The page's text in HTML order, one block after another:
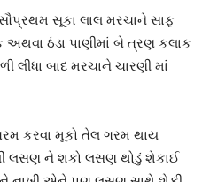
સૂકા લાલ મરચાને સાફ
અથવા ઠંડા પાણીમાં બે ત્રણ કલાક
લીધા બાદ મરચાને ચારણી માં
કરવા મૂકો તેલ ગરમ થાય
લસણ ને શકો લસણ થોડું શેકાઈ